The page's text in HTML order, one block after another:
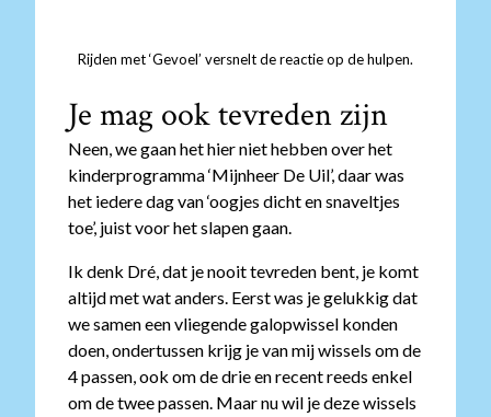
Rijden met ‘Gevoel’ versnelt de reactie op de hulpen.
Je mag ook tevreden zijn
Neen, we gaan het hier niet hebben over het
kinderprogramma ‘Mijnheer De Uil’, daar was
het iedere dag van ‘oogjes dicht en snaveltjes
toe’, juist voor het slapen gaan.
Ik denk Dré, dat je nooit tevreden bent, je komt
altijd met wat anders. Eerst was je gelukkig dat
we samen een vliegende galopwissel konden
doen, ondertussen krijg je van mij wissels om de
4 passen, ook om de drie en recent reeds enkel
om de twee passen. Maar nu wil je deze wissels